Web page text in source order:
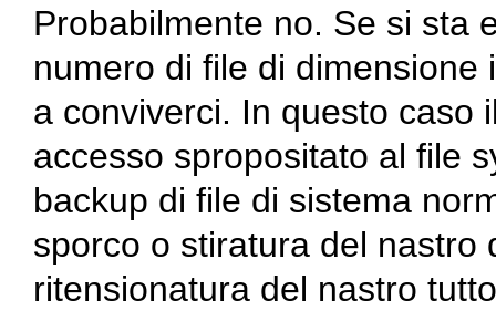
Probabilmente no. Se si sta
numero di file di
a conviverci. In questo caso
accesso spropositato al file
backup di file di sistema
sporco o stiratura del nastro
ritensionatura del nastro